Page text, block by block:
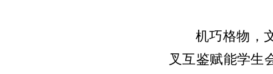
机巧格物，
叉互鉴赋能学生